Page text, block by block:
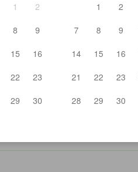
1
2
8
9
15
16
22
23
29
30
1
2
7
8 9
14
15 16
21
22 23
28
29 30